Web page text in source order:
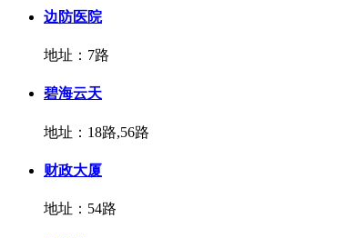
边防医院
地址：7路
碧海云天
地址：18路,56路
财政大厦
地址：54路